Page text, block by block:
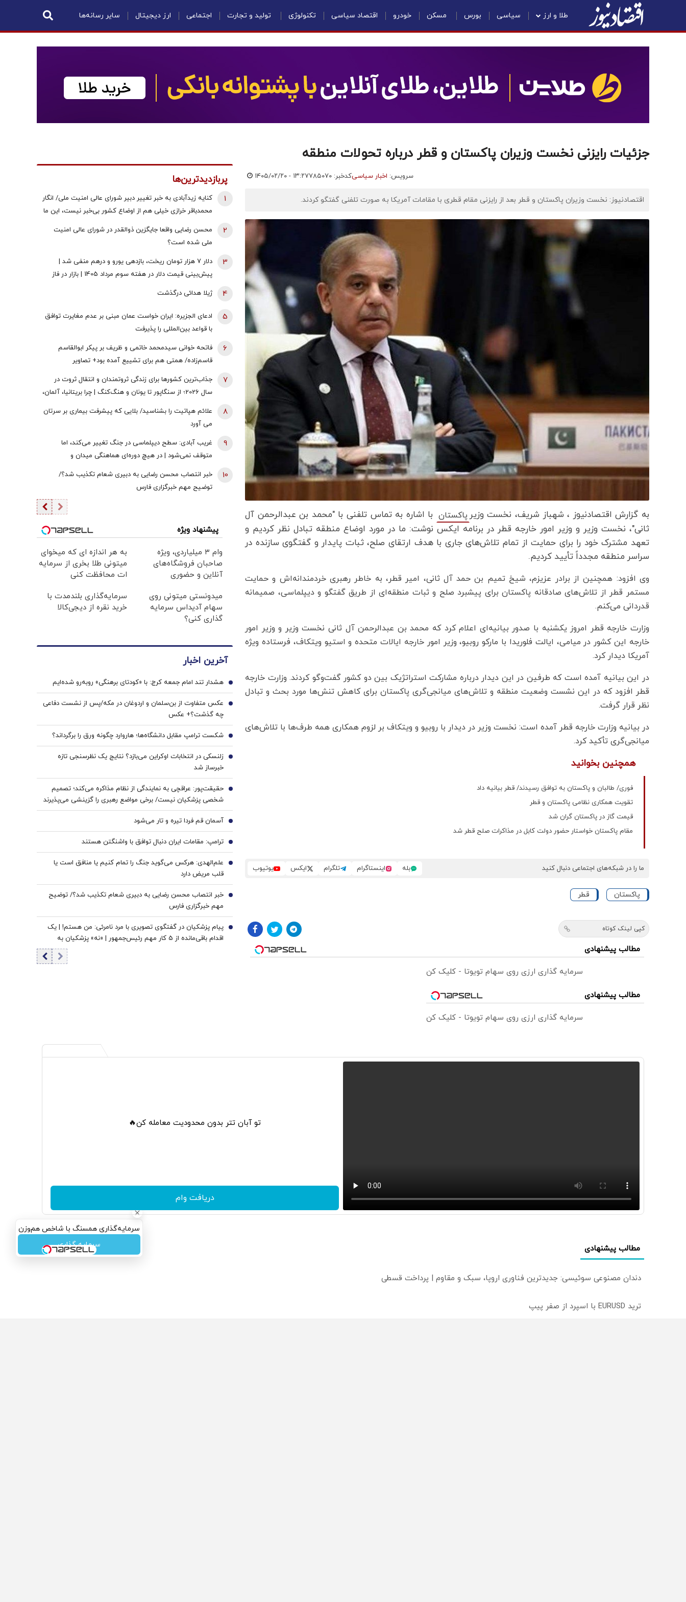
طلا و ارز سیاسی بورس مسکن خودرو اقتصاد سیاسی تکنولوژی تولید و تجارت اجتماعی ارز دیجیتال سایر رسانه‌ها
جزئیات رایزنی نخست وزیران پاکستان و قطر درباره تحولات منطقه
سرویس: اخبار سیاسیکدخبر: ۷۸۵۰۷۰ ۱۴۰۵/۰۲/۲۰ - ۱۳:۲۷
اقتصادنیوز: نخست وزیران پاکستان و قطر بعد از رایزنی مقام قطری با مقامات آمریکا به صورت تلفنی گفتگو کردند.
به گزارش اقتصادنیوز ، شهباز شریف، نخست وزیر پاکستان با اشاره به تماس تلفنی با "محمد بن عبدالرحمن آل
ثانی"، نخست وزیر و وزیر امور خارجه قطر در برنامه ایکس نوشت: ما در مورد اوضاع منطقه تبادل نظر کردیم و
تعهد مشترک خود را برای حمایت از تمام تلاش‌های جاری با هدف ارتقای صلح، ثبات پایدار و گفتگوی سازنده در
سراسر منطقه مجدداً تأیید کردیم.
وی افزود: همچنین از برادر عزیزم، شیخ تمیم بن حمد آل ثانی، امیر قطر، به خاطر رهبری خردمندانه‌اش و حمایت
مستمر قطر از تلاش‌های صادقانه پاکستان برای پیشبرد صلح و ثبات منطقه‌ای از طریق گفتگو و دیپلماسی، صمیمانه
قدردانی می‌کنم.
وزارت خارجه قطر امروز یکشنبه با صدور بیانیه‌ای اعلام کرد که محمد بن عبدالرحمن آل ثانی نخست وزیر و وزیر امور
خارجه این کشور در میامی، ایالت فلوریدا با مارکو روبیو، وزیر امور خارجه ایالات متحده و استیو ویتکاف، فرستاده ویژه
آمریکا دیدار کرد.
در این بیانیه آمده است که طرفین در این دیدار درباره مشارکت استراتژیک بین دو کشور گفت‌وگو کردند. وزارت خارجه
قطر افزود که در این نشست وضعیت منطقه و تلاش‌های میانجی‌گری پاکستان برای کاهش تنش‌ها مورد بحث و تبادل
نظر قرار گرفت.
در بیانیه وزارت خارجه قطر آمده است: نخست وزیر در دیدار با روبیو و ویتکاف بر لزوم همکاری همه طرف‌ها با تلاش‌های
میانجی‌گری تأکید کرد.
همچنین بخوانید
فوری/ طالبان و پاکستان به توافق رسیدند/ قطر بیانیه داد
تقویت همکاری نظامی پاکستان و قطر
قیمت گاز در پاکستان گران شد
مقام پاکستان خواستار حضور دولت کابل در مذاکرات صلح قطر شد
ما را در شبکه‌های اجتماعی دنبال کنید بله اینستاگرام تلگرام ایکس یوتیوب
پاکستان قطر
کپی لینک کوتاه
مطالب پیشنهادی
سرمایه گذاری ارزی روی سهام تویوتا - کلیک کن
مطالب پیشنهادی
سرمایه گذاری ارزی روی سهام تویوتا - کلیک کن
سرمایه‌گذاری همسنگ با شاخص هم‌وزن
سرمایه گذاری
پربازدیدترین‌ها
کنایه زیدآبادی به خبر تغییر دبیر شورای عالی امنیت ملی/ انگار
محمدباقر خرازی خیلی هم از اوضاع کشور بی‌خبر نیست، این ما
1
محسن رضایی واقعا جایگزین ذوالقدر در شورای عالی امنیت
ملی شده است؟
2
دلار ۷ هزار تومان ریخت، بازدهی یورو و درهم منفی شد |
پیش‌بینی قیمت دلار در هفته سوم مرداد 1405 | بازار در فاز
3
ژیلا هدائی درگذشت 4
ادعای الجزیره: ایران خواست عمان مبنی بر عدم مغایرت توافق
با قواعد بین‌المللی را پذیرفت
5
فاتحه خوانی سیدمحمد خاتمی و ظریف بر پیکر ابوالقاسم
قاسم‌زاده/ همتی هم برای تشییع آمده بود+ تصاویر
6
جذاب‌ترین کشورها برای زندگی ثروتمندان و انتقال ثروت در
سال 2026؛ از سنگاپور تا یونان و هنگ‌کنگ | چرا بریتانیا، آلمان،
هستند؟
7
علائم هپاتیت را بشناسید/ بلایی که پیشرفت بیماری بر سرتان
می آورد
8
غریب آبادی: سطح دیپلماسی در جنگ تغییر می‌کند، اما
متوقف نمی‌شود | در هیچ دوره‌ای هماهنگی میدان و
ادبیاتمان در زمان صلح باشد؟
9
خبر انتصاب محسن رضایی به دبیری شعام تکذیب شد؟/
توضیح مهم خبرگزاری فارس
10
پیشنهاد ویژه
وام ۳ میلیاردی، ویژه
صاحبان فروشگاه‌های
آنلاین و حضوری
به هر اندازه ای که میخوای
میتونی طلا بخری از سرمایه
ات محافظت کنی
میدونستی میتونی روی
سهام آدیداس سرمایه
گذاری کنی؟
سرمایه‌گذاری بلندمدت با
خرید نقره از دیجی‌کالا
آخرین اخبار
هشدار تند امام جمعه کرج: با «کودتای برهنگی» روبه‌رو شده‌ایم 1
عکس متفاوت از بن‌سلمان و اردوغان در مکه/پس از نشست دفاعی
چه گذشت؟+ عکس
2
شکست ترامپ مقابل دانشگاه‌ها؛ هاروارد چگونه ورق را برگرداند؟ 3
زلنسکی در انتخابات اوکراین می‌بازد؟ نتایج یک نظرسنجی تازه
خبرساز شد
4
حقیقت‌پور: عراقچی به نمایندگی از نظام مذاکره می‌کند؛ تصمیم
شخصی پزشکیان نیست/ برخی مواضع رهبری را گزینشی می‌پذیرند
5
آسمان قم فردا تیره و تار می‌شود 6
ترامپ: مقامات ایران دنبال توافق با واشنگتن هستند 7
علم‌الهدی: هرکس می‌گوید جنگ را تمام کنیم یا منافق است یا
قلب مریض دارد
8
خبر انتصاب محسن رضایی به دبیری شعام تکذیب شد؟/ توضیح
مهم خبرگزاری فارس
9
پیام پزشکیان در گفتگوی تصویری با مرد نامرئی: من هستم! | یک
اقدام باقی‌مانده از 5 کار مهم رئیس‌جمهور | «نه» پزشکیان به
10
تو آبان تتر بدون محدودیت معامله کن🔥
دریافت وام
مطالب پیشنهادی
دندان مصنوعی سوئیسی: جدیدترین فناوری اروپا، سبک و مقاوم | پرداخت قسطی
ترید EURUSD با اسپرد از صفر پیپ